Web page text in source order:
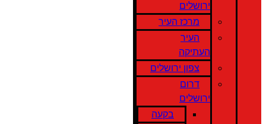
ירושלים
מרכז העיר
העיר
העתיקה
צפון ירושלים
דרום
ירושלים
בקעה